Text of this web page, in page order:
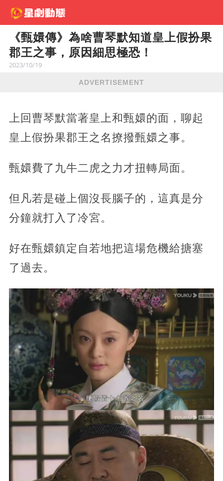
《甄嬛傳》為啥曹琴默知道皇上假扮果
郡王之事，原因細思極恐！
2023/10/19
ADVERTISEMENT
上回曹琴默當著皇上和甄嬛的面，聊起
皇上假扮果郡王之名撩撥甄嬛之事。
甄嬛費了九牛二虎之力才扭轉局面。
但凡若是碰上個沒長腦子的，這真是分
分鐘就打入了冷宮。
好在甄嬛鎮定自若地把這場危機給搪塞
了過去。